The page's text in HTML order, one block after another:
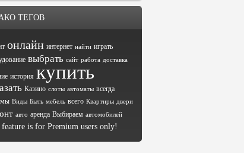
ТЕГОВ
онлайн интернет найти играть
выбрать сайт работа доставка
история купить
Казино слоты автоматы всегда
Виды Быть мебель всего Квартиры двери
авто аренда Выбираем автомобилей
is for Premium users only!